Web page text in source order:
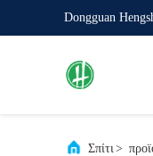
Dongguan
Σπίτι>